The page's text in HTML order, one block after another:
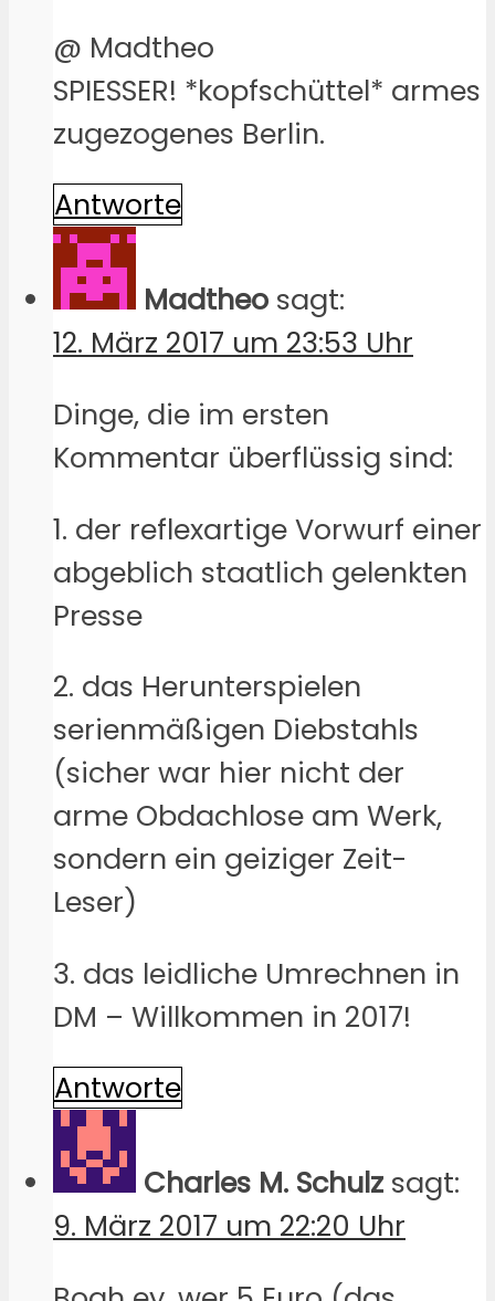
@ Madtheo
SPIESSER! *kopfschüttel* armes
zugezogenes Berlin.
Antworte
Madtheo sagt:
12. März 2017 um 23:53 Uhr
Dinge, die im ersten
Kommentar überflüssig sind:
1. der reflexartige Vorwurf einer
abgeblich staatlich gelenkten
Presse
2. das Herunterspielen
serienmäßigen Diebstahls
(sicher war hier nicht der
arme Obdachlose am Werk,
sondern ein geiziger Zeit-
Leser)
3. das leidliche Umrechnen in
DM – Willkommen in 2017!
Antworte
Charles M. Schulz sagt:
9. März 2017 um 22:20 Uhr